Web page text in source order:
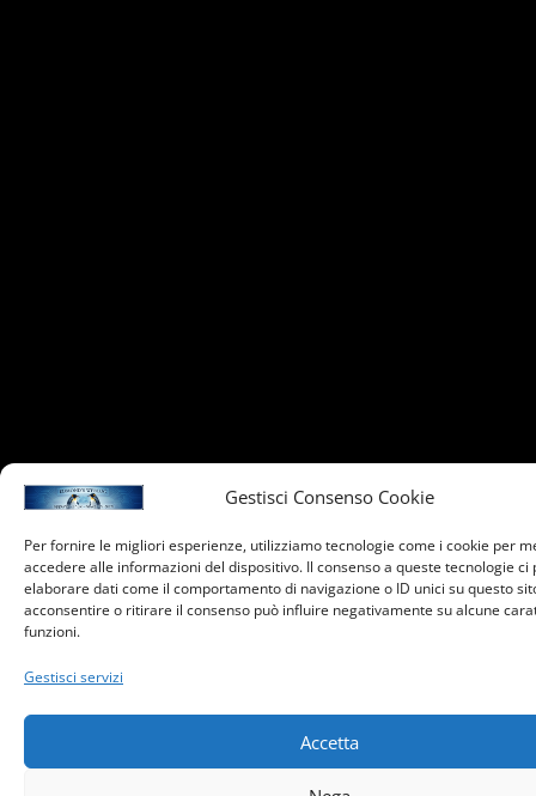
Gestisci Consenso Cookie
Per fornire le migliori esperienze, utilizziamo tecnologie come i cookie per
accedere alle informazioni del dispositivo. Il consenso a queste tecnologie
elaborare dati come il comportamento di navigazione o ID unici su questo
acconsentire o ritirare il consenso può influire negativamente su alcune
funzioni.
Gestisci servizi
Accetta